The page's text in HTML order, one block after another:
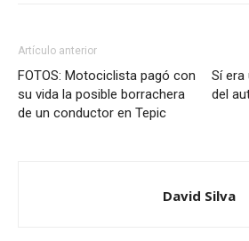
Artículo anterior
FOTOS: Motociclista pagó con
su vida la posible borrachera
de un conductor en Tepic
Sí
del
David Silva